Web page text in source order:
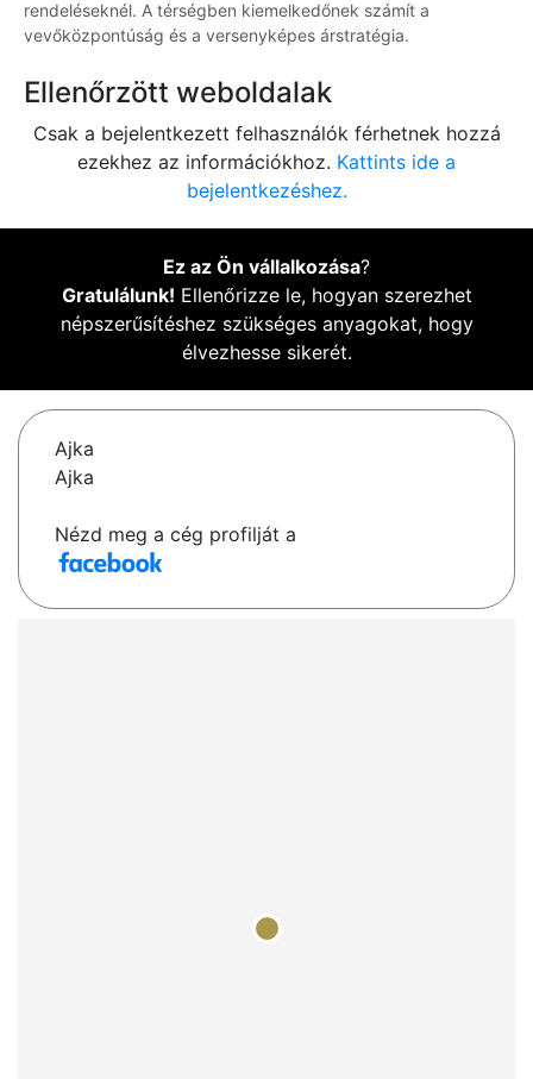
rendeléseknél. A térségben kiemelkedőnek számít a
vevőközpontúság és a versenyképes árstratégia.
Ellenőrzött weboldalak
Csak a bejelentkezett felhasználók férhetnek hozzá
ezekhez az információkhoz. Kattints ide a
bejelentkezéshez.
Ez az Ön vállalkozása?
Gratulálunk! Ellenőrizze le, hogyan szerezhet
népszerűsítéshez szükséges anyagokat, hogy
élvezhesse sikerét.
Ajka
Ajka
Nézd meg a cég profilját a